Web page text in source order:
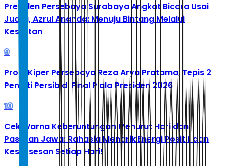
Presiden Persebaya Surabaya Angkat Bicara Usai
Juara, Azrul Ananda: Menuju Bintang Melalui
Kesulitan
9
Profil Kiper Persebaya Reza Arya Pratama, Tepis 2
Penalti Persib di Final Piala Presiden 2026
10
Cek Warna Keberuntungan Menurut Hari dan
Pasaran Jawa: Rahasia Menarik Energi Positif dan
Kesuksesan Setiap Hari!